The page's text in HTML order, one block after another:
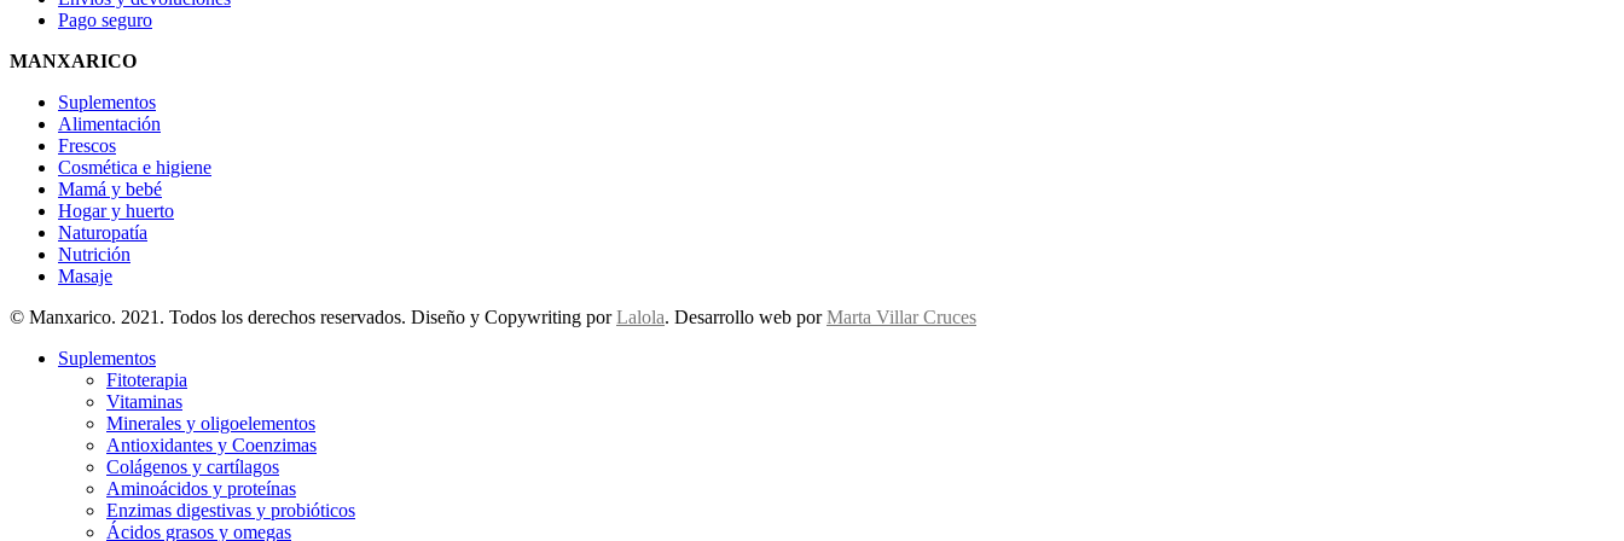
Pago seguro
MANXARICO
Suplementos
Alimentación
Frescos
Cosmética e higiene
Mamá y bebé
Hogar y huerto
Naturopatía
Nutrición
Masaje
© Manxarico. 2021. Todos los derechos reservados. Diseño y Copywriting porLalola. Desarrollo web porMarta Villar Cruces
Suplementos
Fitoterapia
Vitaminas
Minerales y oligoelementos
Antioxidantes y Coenzimas
Colágenos y cartílagos
Aminoácidos y proteínas
Enzimas digestivas y probióticos
Ácidos grasos y omegas